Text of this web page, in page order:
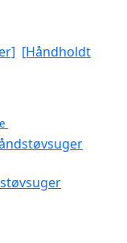
[Håndholdt